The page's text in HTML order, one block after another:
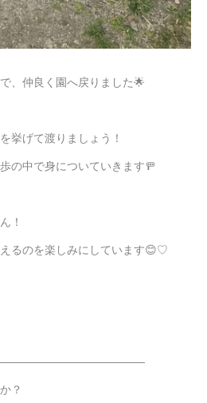
、仲良く園へ戻りました🌟
挙げて渡りましょう！
の中で身についていきます🚥
！
るのを楽しみにしています😊♡
？